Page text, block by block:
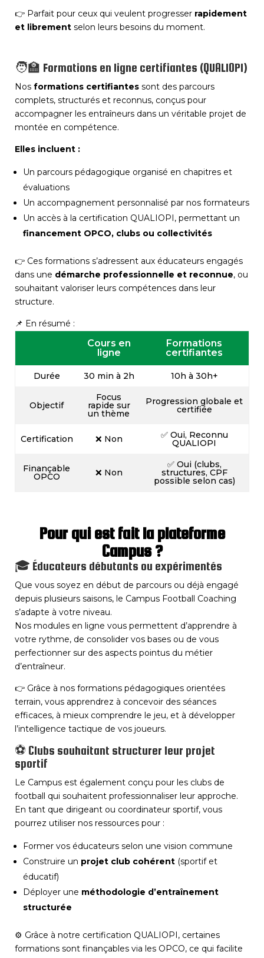
👉 Parfait pour ceux qui veulent progresser rapidement
et librement selon leurs besoins du moment.
🧑‍🏫 Formations en ligne certifiantes (QUALIOPI)
Nos formations certifiantes sont des parcours
complets, structurés et reconnus, conçus pour
accompagner les entraîneurs dans un véritable projet de
montée en compétence.
Elles incluent :
Un parcours pédagogique organisé en chapitres et
évaluations
Un accompagnement personnalisé par nos formateurs
Un accès à la certification QUALIOPI, permettant un
financement OPCO, clubs ou collectivités
👉 Ces formations s’adressent aux éducateurs engagés
dans une démarche professionnelle et reconnue, ou
souhaitant valoriser leurs compétences dans leur
structure.
📌 En résumé :
Cours en
ligne
Formations
certifiantes
Durée 30 min à 2h 10h à 30h+
Objectif
Focus
rapide sur
un thème
Progression globale et
certifiée
Certification ❌ Non ✅ Oui, Reconnu
QUALIOPI
Finançable
OPCO ❌ Non
✅ Oui (clubs,
structures, CPF
possible selon cas)
Pour qui est fait la plateforme
Campus ?
🎓 Éducateurs débutants ou expérimentés
Que vous soyez en début de parcours ou déjà engagé
depuis plusieurs saisons, le Campus Football Coaching
s’adapte à votre niveau.
Nos modules en ligne vous permettent d’apprendre à
votre rythme, de consolider vos bases ou de vous
perfectionner sur des aspects pointus du métier
d’entraîneur.
👉 Grâce à nos formations pédagogiques orientées
terrain, vous apprendrez à concevoir des séances
efficaces, à mieux comprendre le jeu, et à développer
l’intelligence tactique de vos joueurs.
⚽ Clubs souhaitant structurer leur projet
sportif
Le Campus est également conçu pour les clubs de
football qui souhaitent professionnaliser leur approche.
En tant que dirigeant ou coordinateur sportif, vous
pourrez utiliser nos ressources pour :
Former vos éducateurs selon une vision commune
Construire un projet club cohérent (sportif et
éducatif)
Déployer une méthodologie d’entraînement
structurée
⚙️ Grâce à notre certification QUALIOPI, certaines
formations sont finançables via les OPCO, ce qui facilite